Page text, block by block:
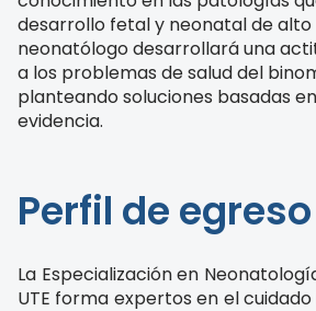
desarrollo fetal y neonatal de alto
neonatólogo desarrollará una
a los problemas de salud del
planteando soluciones basadas
evidencia.
Perfil de egreso
La Especialización en
UTE forma expertos en el